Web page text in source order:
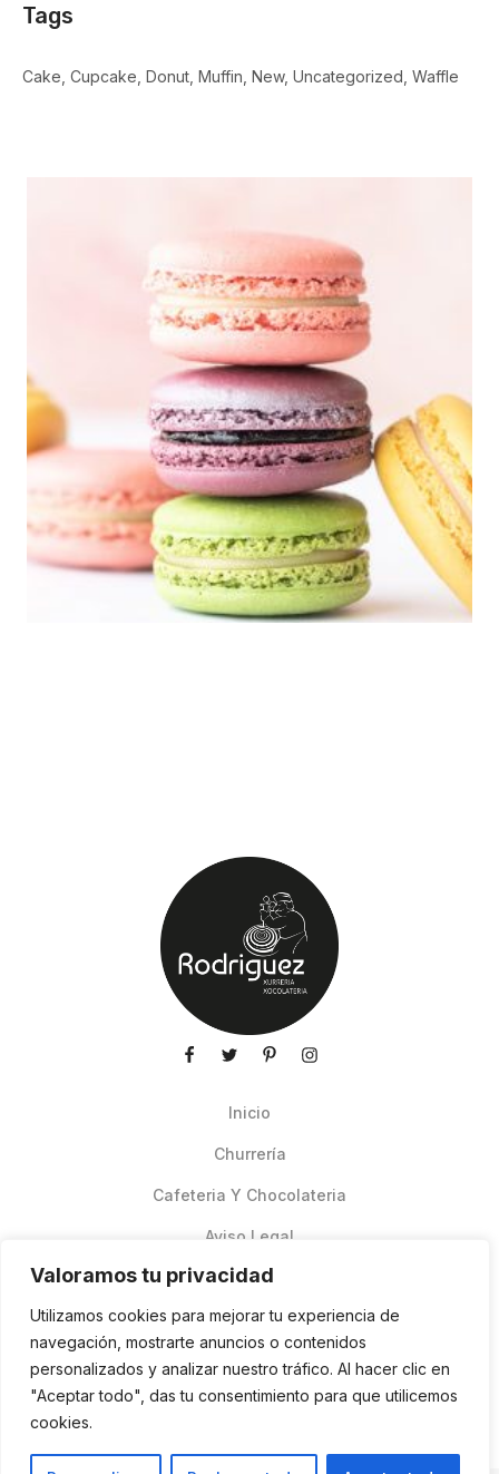
Valoramos tu privacidad
Utilizamos cookies para mejorar tu experiencia de
navegación, mostrarte anuncios o contenidos
personalizados y analizar nuestro tráfico. Al hacer clic en
"Aceptar todo", das tu consentimiento para que utilicemos
cookies.
Tags
Cake Cupcake Donut Muffin New Uncategorized Waffle
Inicio
Churrería
Cafeteria Y Chocolateria
Aviso Legal
Pedidos Online Glovo
Contacto